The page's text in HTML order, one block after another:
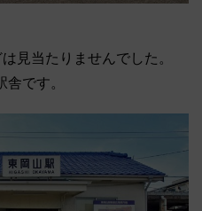
見当たりませんでした。
です。